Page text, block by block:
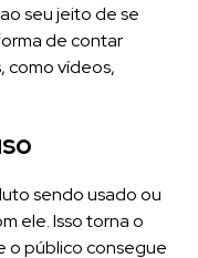
seu jeito de se
de contar
como vídeos,
sendo usado ou
ele. Isso torna o
o público consegue